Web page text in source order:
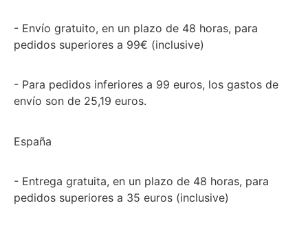
- Envío gratuito, en un plazo de 48 horas, para
pedidos superiores a 99€ (inclusive)
- Para pedidos inferiores a 99 euros, los gastos de
envío son de 25,19 euros.
España
- Entrega gratuita, en un plazo de 48 horas, para
pedidos superiores a 35 euros (inclusive)